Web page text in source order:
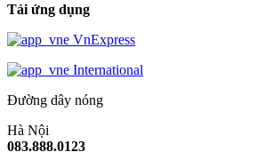
Tải ứng dụng
VnExpress
International
Đường dây nóng
Hà Nội
083.888.0123